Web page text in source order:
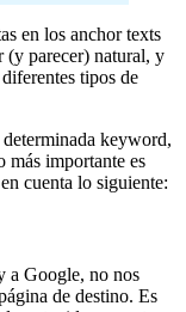
en los anchor texts
(y parecer) natural, y
tipos de
keyword,
más importante es
cuenta lo siguiente:
a Google, no nos
de destino. Es